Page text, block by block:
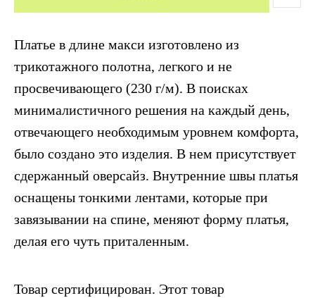
Платье в длине макси изготовлено из
трикотажного полотна, легкого и не
просвечивающего (230 г/м). В поисках
минималистичного решения на каждый день,
отвечающего необходимым уровнем комфорта,
было создано это изделия. В нем присутствует
сдержанный оверсайз. Внутренние швы платья
оснащены тонкими лентами, которые при
завязывании на спине, меняют форму платья,
делая его чуть приталенным.
Товар сертифицирован. Этот товар